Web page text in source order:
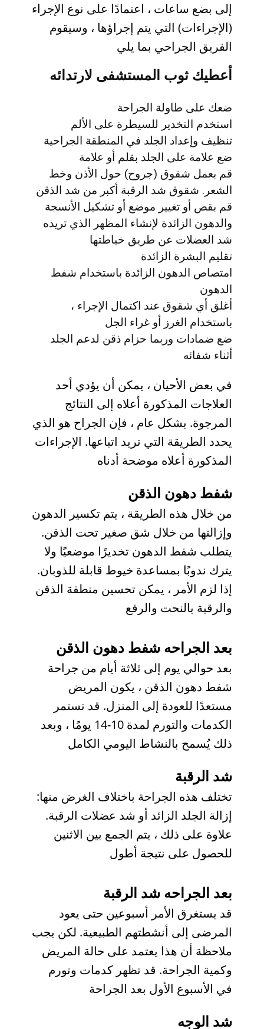
إلى بضع ساعات ، اعتمادًا على نوع الإجراء
(الإجراءات) التي يتم إجراؤها ، وسيقوم
الفريق الجراحي بما يلي
أعطيك ثوب المستشفى لارتدائه
ضعك على طاولة الجراحة
استخدم التخدير للسيطرة على الألم
تنظيف وإعداد الجلد في المنطقة الجراحية
ضع علامة على الجلد بقلم أو علامة
قم بعمل شقوق (جروح) حول الأذن وخط
الشعر. شقوق شد الرقبة أكبر من شد الذقن
قم بقص أو تغيير موضع أو تشكيل الأنسجة
والدهون الزائدة لإنشاء المظهر الذي تريده
شد العضلات عن طريق خياطتها
تقليم البشرة الزائدة
امتصاص الدهون الزائدة باستخدام شفط
الدهون
أغلق أي شقوق عند اكتمال الإجراء ،
باستخدام الغرز أو غراء الجل
ضع ضمادات وربما حزام ذقن لدعم الجلد
أثناء شفائه
في بعض الأحيان ، يمكن أن يؤدي أحد
العلاجات المذكورة أعلاه إلى النتائج
المرجوة. بشكل عام ، فإن الجراح هو الذي
يحدد الطريقة التي تريد اتباعها. الإجراءات
المذكورة أعلاه موضحة أدناه
شفط دهون الذقن
من خلال هذه الطريقة ، يتم تكسير الدهون
وإزالتها من خلال شق صغير تحت الذقن.
يتطلب شفط الدهون تخديرًا موضعيًا ولا
يترك ندوبًا بمساعدة خيوط قابلة للذوبان.
إذا لزم الأمر ، يمكن تحسين منطقة الذقن
والرقبة بالنحت والرفع
بعد الجراحه شفط دهون الذقن
بعد حوالي يوم إلى ثلاثة أيام من جراحة
شفط دهون الذقن ، يكون المريض
مستعدًا للعودة إلى المنزل. قد تستمر
الكدمات والتورم لمدة 10-14 يومًا ، وبعد
ذلك يُسمح بالنشاط اليومي الكامل
شد الرقبة
تختلف هذه الجراحة باختلاف الغرض منها:
إزالة الجلد الزائد أو شد عضلات الرقبة.
علاوة على ذلك ، يتم الجمع بين الاثنين
للحصول على نتيجة أطول
بعد الجراحه شد الرقبة
قد يستغرق الأمر أسبوعين حتى يعود
المرضى إلى أنشطتهم الطبيعية. لكن يجب
ملاحظة أن هذا يعتمد على حالة المريض
وكمية الجراحة. قد تظهر كدمات وتورم
في الأسبوع الأول بعد الجراحة
شد الوجه